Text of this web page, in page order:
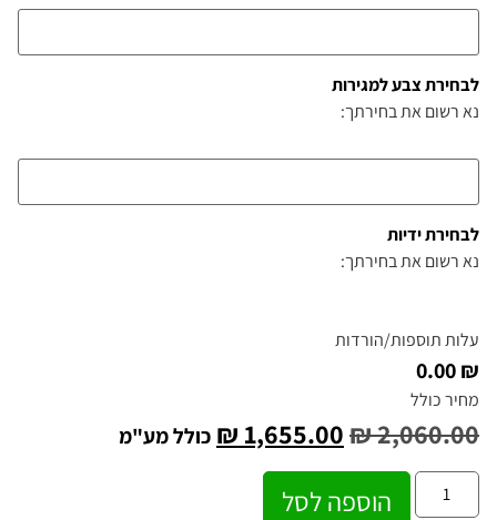
לבחירת צבע למגירות
נא רשום את בחירתך:
לבחירת ידיות
נא רשום את בחירתך:
עלות תוספות/הורדות
₪ 0.00
מחיר כולל
₪2,060.00
₪ 1,655.00 כולל מע"מ
הוספה לסל